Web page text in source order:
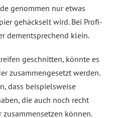
genommen nur etwas
gehäckselt wird. Bei Profi-
dementsprechend klein.
geschnitten, könnte es
zusammengesetzt werden.
dass beispielsweise
die auch noch recht
können.